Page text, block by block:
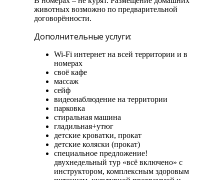
животных возможно по предварительной
договорённости.
Дополнительные услуги:
Wi-Fi интернет на всей территории и в
номерах
своё кафе
массаж
сейф
видеонаблюдение на территории
парковка
стиральная машина
гладильная+утюг
детские кроватки, прокат
детские коляски (прокат)
специальное предложение!
двухнедельный тур «всё включено» с
инструктором, комплексным здоровым